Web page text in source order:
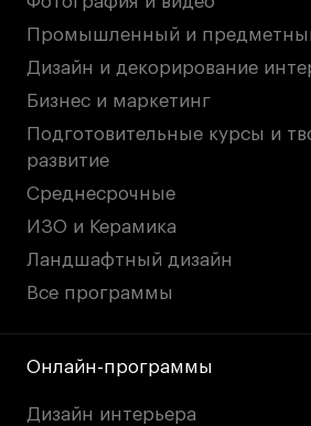
Промышленный и
Дизайн и декорирование
Бизнес и маркетинг
Подготовительные курсы и
развитие
Среднесрочные
ИЗО и Керамика
Ландшафтный дизайн
Все программы
Онлайн-программы
Дизайн интерьера